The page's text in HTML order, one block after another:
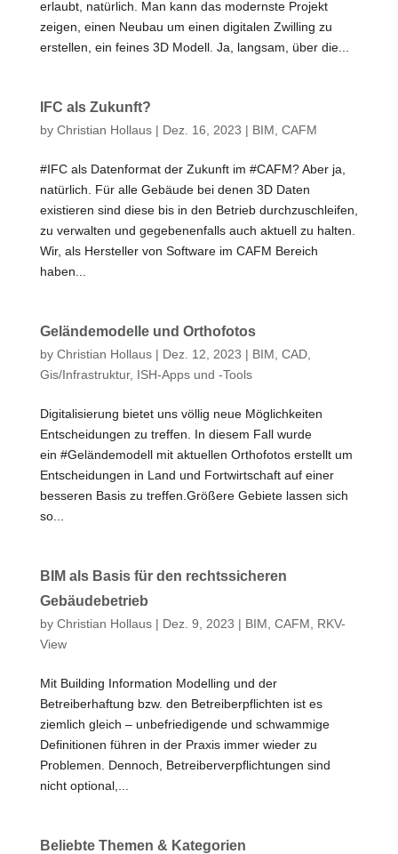
erlaubt, natürlich. Man kann das modernste Projekt
zeigen, einen Neubau um einen digitalen Zwilling zu
erstellen, ein feines 3D Modell. Ja, langsam, über die...
IFC als Zukunft?
by Christian Hollaus| Dez. 16, 2023 | BIM CAFM
#IFC als Datenformat der Zukunft im #CAFM? Aber ja,
natürlich. Für alle Gebäude bei denen 3D Daten
existieren sind diese bis in den Betrieb durchzuschleifen,
zu verwalten und gegebenenfalls auch aktuell zu halten.
Wir, als Hersteller von Software im CAFM Bereich
haben...
Geländemodelle und Orthofotos
by Christian Hollaus| Dez. 12, 2023 | BIM CAD,
Gis/Infrastruktur, ISH-Apps und -Tools
Digitalisierung bietet uns völlig neue Möglichkeiten
Entscheidungen zu treffen. In diesem Fall wurde
ein #Geländemodell mit aktuellen Orthofotos erstellt um
Entscheidungen in Land und Fortwirtschaft auf einer
besseren Basis zu treffen.Größere Gebiete lassen sich
so...
BIM als Basis für den rechtssicheren
Gebäudebetrieb
by Christian Hollaus| Dez. 9, 2023 | BIM CAFM
RKV-
View
Mit Building Information Modelling und der
Betreiberhaftung bzw. den Betreiberpflichten ist es
ziemlich gleich – unbefriedigende und schwammige
Definitionen führen in der Praxis immer wieder zu
Problemen. Dennoch, Betreiberverpflichtungen sind
nicht optional,...
Beliebte Themen & Kategorien